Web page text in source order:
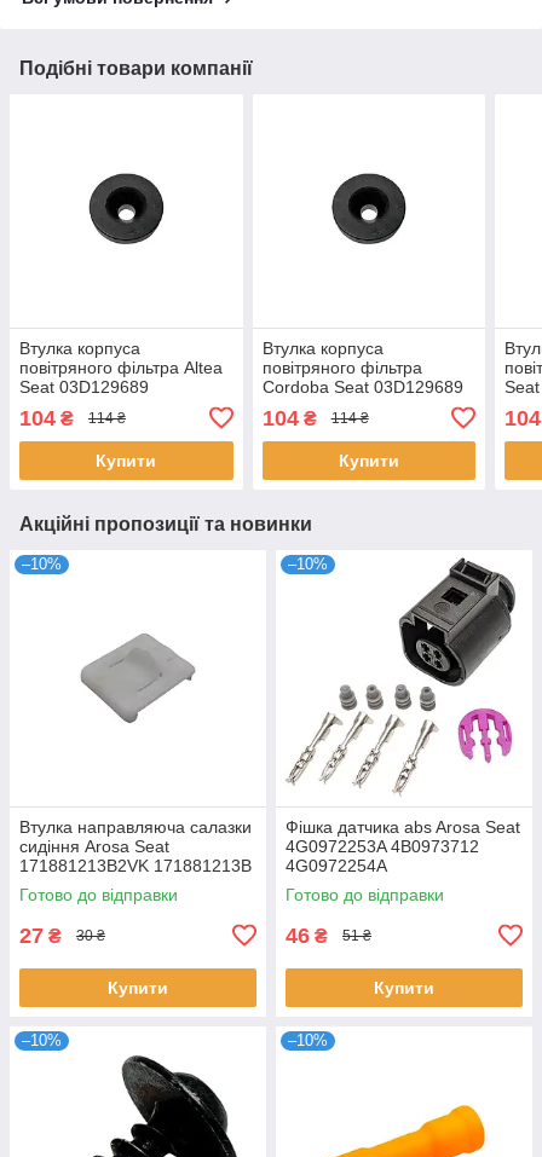
Подібні товари компанії
Втулка корпуса
повітряного фільтра Altea
Seat 03D129689
104 ₴ 114 ₴
Купити
Втулка корпуса
повітряного фільтра
Cordoba Seat 03D129689
104₴ 114 ₴
Купити
104
Акційні пропозиції та новинки
–10%
Втулка направляюча салазки
сидіння Arosa Seat
171881213B2VK 171881213B
Готово до відправки
27 ₴ 30 ₴
Купити
–10%
Фішка датчика abs Arosa Seat
4G0972253A 4B0973712
4G0972254A
Готово до відправки
46 ₴ 51 ₴
Купити
–10% –10%